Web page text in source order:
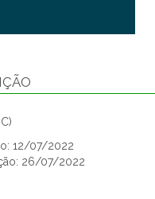
12/07/2022
26/07/2022